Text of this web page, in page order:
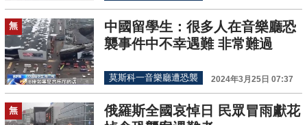
無
中國留學生：很多人在音樂廳恐
襲事件中不幸遇難 非常難過
莫斯科一音樂廳遭恐襲 2024年3月25日 07:37
無
俄羅斯全國哀悼日 民眾冒雨獻花